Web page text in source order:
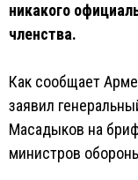
никакого
членства.
Как сообщает
заявил
Масадыков на
министров